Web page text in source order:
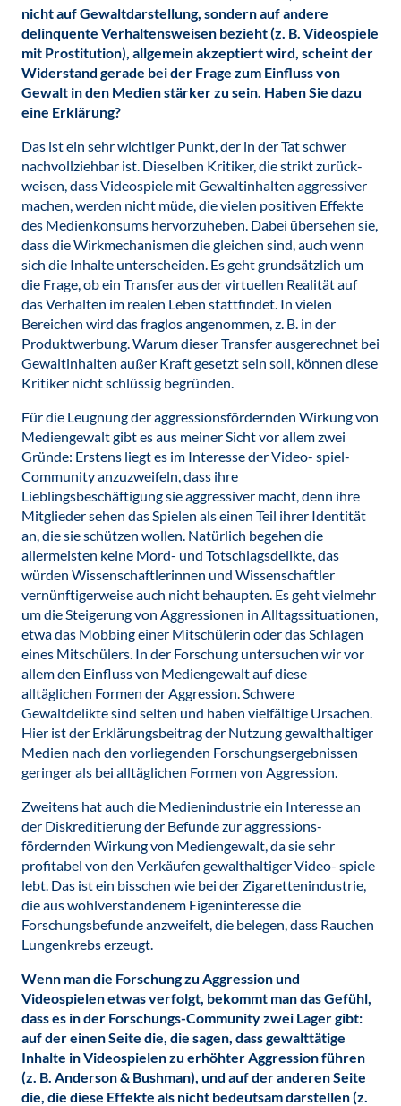
nicht auf Gewaltdarstellung, sondern auf andere
delinquente Verhaltensweisen bezieht (z. B. Videospiele
mit Prostitution), allgemein akzeptiert wird, scheint der
Widerstand gerade bei der Frage zum Einfluss von
Gewalt in den Medien stärker zu sein. Haben Sie dazu
eine Erklärung?
Das ist ein sehr wichtiger Punkt, der in der Tat schwer
nachvollziehbar ist. Dieselben Kritiker, die strikt zurück-
weisen, dass Videospiele mit Gewaltinhalten aggressiver
machen, werden nicht müde, die vielen positiven Effekte
des Medienkonsums hervorzuheben. Dabei übersehen sie,
dass die Wirkmechanismen die gleichen sind, auch wenn
sich die Inhalte unterscheiden. Es geht grundsätzlich um
die Frage, ob ein Transfer aus der virtuellen Realität auf
das Verhalten im realen Leben stattfindet. In vielen
Bereichen wird das fraglos angenommen, z. B. in der
Produktwerbung. Warum dieser Transfer ausgerechnet bei
Gewaltinhalten außer Kraft gesetzt sein soll, können diese
Kritiker nicht schlüssig begründen.
Für die Leugnung der aggressionsfördernden Wirkung von
Mediengewalt gibt es aus meiner Sicht vor allem zwei
Gründe: Erstens liegt es im Interesse der Video- spiel-
Community anzuzweifeln, dass ihre
Lieblingsbeschäftigung sie aggressiver macht, denn ihre
Mitglieder sehen das Spielen als einen Teil ihrer Identität
an, die sie schützen wollen. Natürlich begehen die
allermeisten keine Mord- und Totschlagsdelikte, das
würden Wissenschaftlerinnen und Wissenschaftler
vernünftigerweise auch nicht behaupten. Es geht vielmehr
um die Steigerung von Aggressionen in Alltagssituationen,
etwa das Mobbing einer Mitschülerin oder das Schlagen
eines Mitschülers. In der Forschung untersuchen wir vor
allem den Einfluss von Mediengewalt auf diese
alltäglichen Formen der Aggression. Schwere
Gewaltdelikte sind selten und haben vielfältige Ursachen.
Hier ist der Erklärungsbeitrag der Nutzung gewalthaltiger
Medien nach den vorliegenden Forschungsergebnissen
geringer als bei alltäglichen Formen von Aggression.
Zweitens hat auch die Medienindustrie ein Interesse an
der Diskreditierung der Befunde zur aggressions-
fördernden Wirkung von Mediengewalt, da sie sehr
profitabel von den Verkäufen gewalthaltiger Video- spiele
lebt. Das ist ein bisschen wie bei der Zigarettenindustrie,
die aus wohlverstandenem Eigeninteresse die
Forschungsbefunde anzweifelt, die belegen, dass Rauchen
Lungenkrebs erzeugt.
Wenn man die Forschung zu Aggression und
Videospielen etwas verfolgt, bekommt man das Gefühl,
dass es in der Forschungs-Community zwei Lager gibt:
auf der einen Seite die, die sagen, dass gewalttätige
Inhalte in Videospielen zu erhöhter Aggression führen
(z. B. Anderson & Bushman), und auf der anderen Seite
die, die diese Effekte als nicht bedeutsam darstellen (z.